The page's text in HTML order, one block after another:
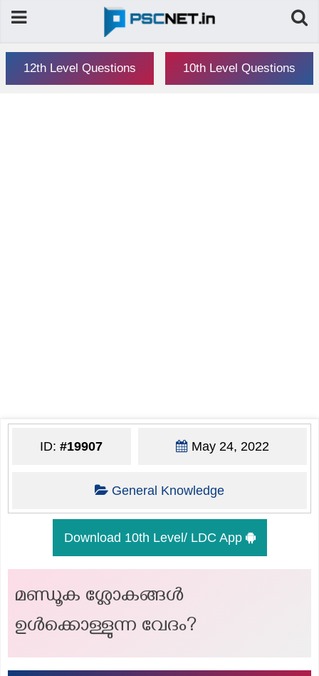
12th Level Questions 10th Level Questions
ID:#19907 May 24, 2022
General Knowledge
Download 10th Level/ LDC App
മണ്ഡൂക ശ്ലോകങ്ങൾ
ഉൾക്കൊള്ളുന്ന വേദം?